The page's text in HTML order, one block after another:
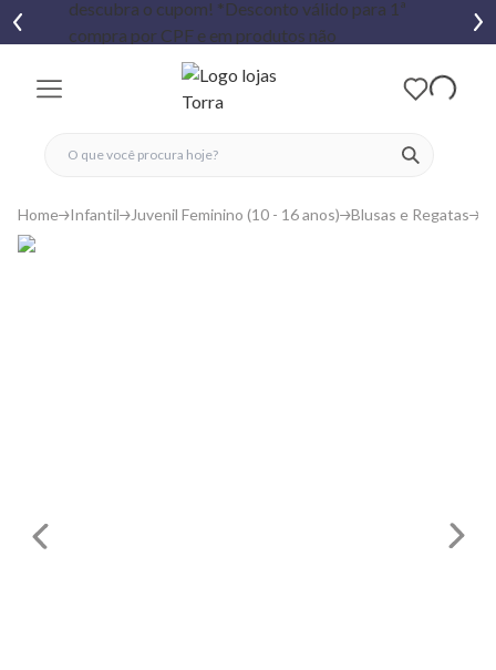
ver
fechar menu
fechar menu
favoritos
Home Infantil Juvenil Feminino (10 - 16 anos) Blusas e Regatas